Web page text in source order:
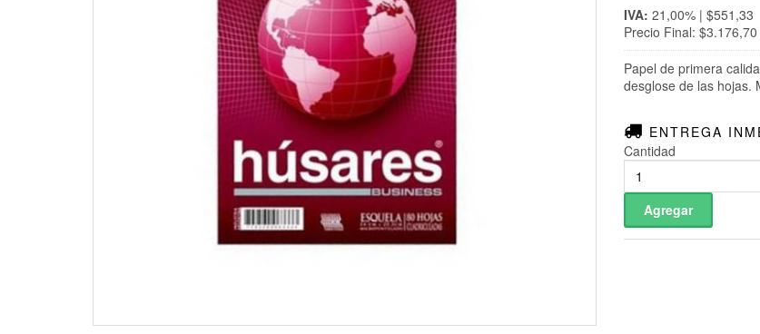
IVA: 21,00% | $551,33
Precio Final: $3.176,70
Papel de primera
desglose de las hojas.
ENTREGA
Cantidad